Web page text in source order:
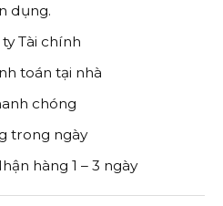
dụng.
Tài chính
toán tại nhà
chóng
trong ngày
hàng 1 – 3 ngày